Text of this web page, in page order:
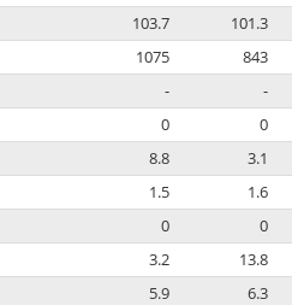
103.7 101.3
1075 843
- -
0 0
8.8 3.1
1.5 1.6
0 0
3.2 13.8
5.9 6.3